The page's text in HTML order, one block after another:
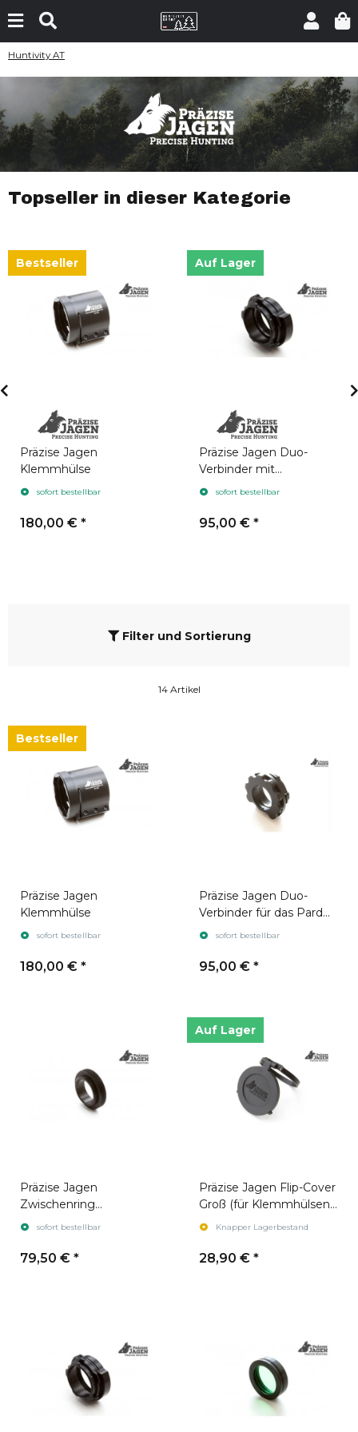
Huntivity AT
Topseller in dieser Kategorie
Bestseller
Präzise Jagen
Klemmhülse
sofort bestellbar
180,00 € *
Auf Lager
Präzise Jagen Duo-
Verbinder mit
Anschlussgewinde
sofort bestellbar
95,00 € *
Filter und Sortierung
14 Artikel
Bestseller
Präzise Jagen
Klemmhülse
sofort bestellbar
180,00 € *
Präzise Jagen Duo-
Verbinder für das Pard
FT32 / FT32 LRF & FD1
sofort bestellbar
95,00 € *
Präzise Jagen
Zwischenring
Nightspotter MR2
sofort bestellbar
79,50 € *
Auf Lager
Präzise Jagen Flip-Cover
Groß (für Klemmhülsen
ab ø62)Knapper Lagerbestand
28,90 € *